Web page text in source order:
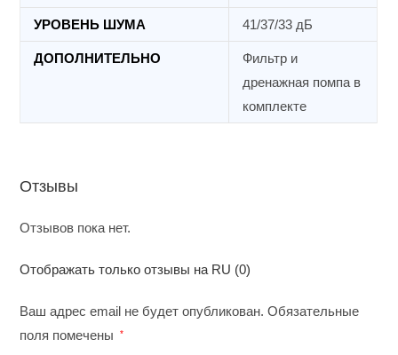
УРОВЕНЬ ШУМА 41/37/33 дБ
ДОПОЛНИТЕЛЬНО
Фильтр и
дренажная помпа в
комплекте
Отзывы
Отзывов пока нет.
Отображать только отзывы на RU (0)
Ваш адрес email не будет опубликован. Обязательные
поля помечены
*